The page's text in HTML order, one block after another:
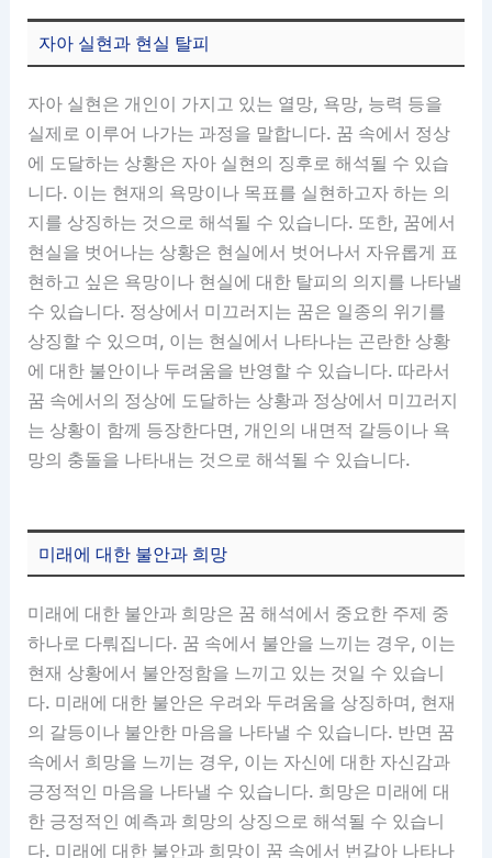
자아 실현과 현실 탈피
자아 실현은 개인이 가지고 있는 열망, 욕망, 능력 등을
실제로 이루어 나가는 과정을 말합니다. 꿈 속에서 정상
에 도달하는 상황은 자아 실현의 징후로 해석될 수 있습
니다. 이는 현재의 욕망이나 목표를 실현하고자 하는 의
지를 상징하는 것으로 해석될 수 있습니다. 또한, 꿈에서
현실을 벗어나는 상황은 현실에서 벗어나서 자유롭게 표
현하고 싶은 욕망이나 현실에 대한 탈피의 의지를 나타낼
수 있습니다. 정상에서 미끄러지는 꿈은 일종의 위기를
상징할 수 있으며, 이는 현실에서 나타나는 곤란한 상황
에 대한 불안이나 두려움을 반영할 수 있습니다. 따라서
꿈 속에서의 정상에 도달하는 상황과 정상에서 미끄러지
는 상황이 함께 등장한다면, 개인의 내면적 갈등이나 욕
망의 충돌을 나타내는 것으로 해석될 수 있습니다.
미래에 대한 불안과 희망
미래에 대한 불안과 희망은 꿈 해석에서 중요한 주제 중
하나로 다뤄집니다. 꿈 속에서 불안을 느끼는 경우, 이는
현재 상황에서 불안정함을 느끼고 있는 것일 수 있습니
다. 미래에 대한 불안은 우려와 두려움을 상징하며, 현재
의 갈등이나 불안한 마음을 나타낼 수 있습니다. 반면 꿈
속에서 희망을 느끼는 경우, 이는 자신에 대한 자신감과
긍정적인 마음을 나타낼 수 있습니다. 희망은 미래에 대
한 긍정적인 예측과 희망의 상징으로 해석될 수 있습니
다. 미래에 대한 불안과 희망이 꿈 속에서 번갈아 나타나